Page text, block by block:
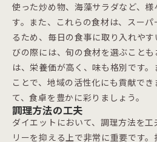
使った炒め物、海藻サラダなど、
す。また、これらの食材は、スー
るため、毎日の食事に取り入れや
びの際には、旬の食材を選ぶこと
は、栄養価が高く、味も格別です
ことで、地域の活性化にも貢献で
て、食卓を豊かに彩りましょう。
調理方法の工夫
ダイエットにおいて、調理方法を
リーを抑える上で非常に重要です